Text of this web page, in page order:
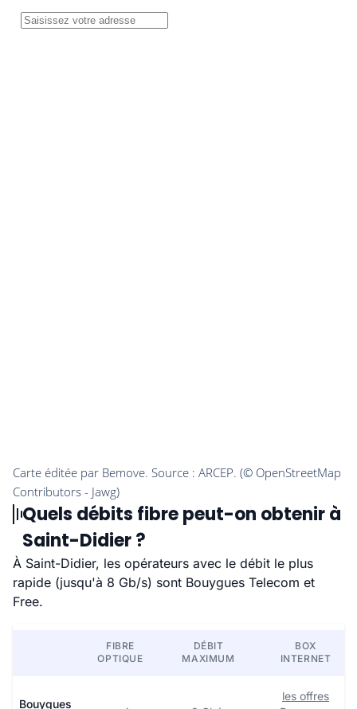
Quels débits fibre peut-on obtenir à
Saint-Didier ?
À Saint-Didier, les opérateurs avec le débit le plus
rapide (jusqu'à 8 Gb/s) sont Bouygues Telecom et
Free.
FIBRE
OPTIQUE
DÉBIT
MAXIMUM
BOX
INTERNET
Bouygues
les offres